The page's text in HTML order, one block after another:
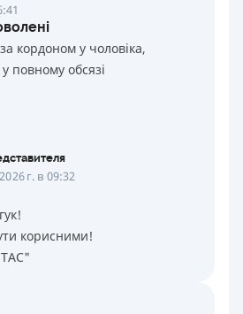
кордоном у чоловіка,
повному обсязі
г. в 09:32
корисними!